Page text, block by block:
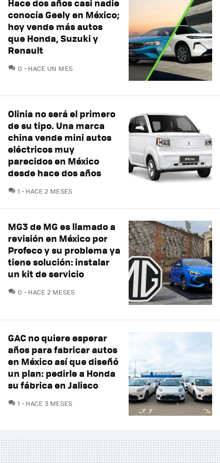
Hace dos años casi nadie
conocía Geely en México;
hoy vende más autos
que Honda, Suzuki y
Renault
0 COMENTARIOS
HACE UN MES
Olinia no será el primero
de su tipo. Una marca
china vende mini autos
eléctricos muy
parecidos en México
desde hace dos años
1 COMENTARIOS
HACE 2 MESES
MG3 de MG es llamado a
revisión en México por
Profeco y su problema ya
tiene solución: instalar
un kit de servicio
0 COMENTARIOS
HACE 2 MESES
GAC no quiere esperar
años para fabricar autos
en México así que diseñó
un plan: pedirle a Honda
su fábrica en Jalisco
1 COMENTARIOS
HACE 3 MESES